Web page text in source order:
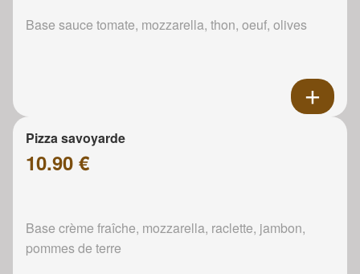
Base sauce tomate, mozzarella, thon, oeuf, olives
Pizza savoyarde
10.90 €
Base crème fraîche, mozzarella, raclette, jambon,
pommes de terre